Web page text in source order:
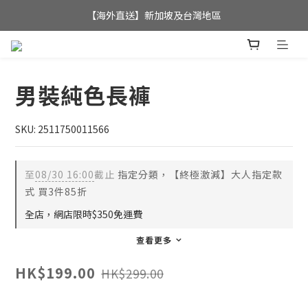
全店滿$350，即可享港澳地區免運費;
【海外直送】新加坡及台灣地區
男裝純色長褲
SKU: 2511750011566
至08/30 16:00截止 指定分類，【終極激減】大人指定款
式 買3件85折
全店，網店限時$350免運費
查看更多
HK$199.00 HK$299.00